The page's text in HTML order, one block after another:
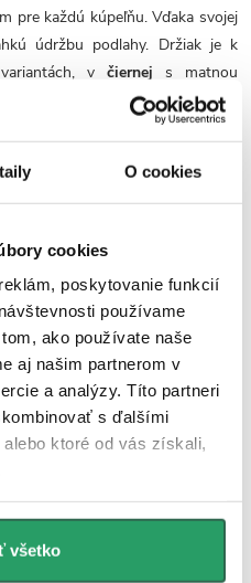
O cookies
cookies
poskytovanie funkcií
používame
ako používate naše
aj našim partnerom v
a analýzy. Títo partneri
s ďalšími
ktoré od vás získali,
všetko
pre každú kúpeľňu. Vďaka svojej
údržbu podlahy. Držiak je k
v čiernej s matnou
Praktická
odnímateľná miska v
odkvapkávaniu vody a jej čistenie
je súčasťou balenia
zástenám Onyx značky
hygienické a efektívne riešenie
balenia je montážna sada
stenu pomocou hmoždiniek a